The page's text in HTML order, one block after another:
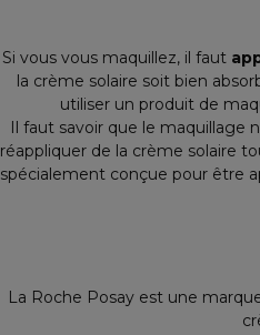
Si vous vous maquillez, il faut
la crème solaire soit bien
utiliser un produit de
Il faut savoir que le maquillage
réappliquer de la crème solaire
spécialement conçue pour être
La Roche Posay est une